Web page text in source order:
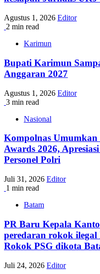
Agustus 1, 2026 Editor
2 min read
Karimun
Bupati Karimun
Anggaran 2027
Agustus 1, 2026 Editor
3 min read
Nasional
Kompolnas
Awards 2026,
Personel Polri
Juli 31, 2026 Editor
1 min read
Batam
PR Baru Kepala
peredaran rokok ilegal
Rokok PSG dikota
Juli 24, 2026 Editor